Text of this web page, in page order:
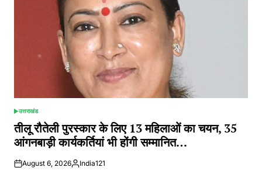
POSTED
IN
उत्तराखंड
तीलू रौतेली पुरस्कार के लिए 13 महिलाओं का चयन, 35
आंगनबाड़ी कार्यकर्तियां भी होंगी सम्मानित…
August 6, 2026Posted
India121